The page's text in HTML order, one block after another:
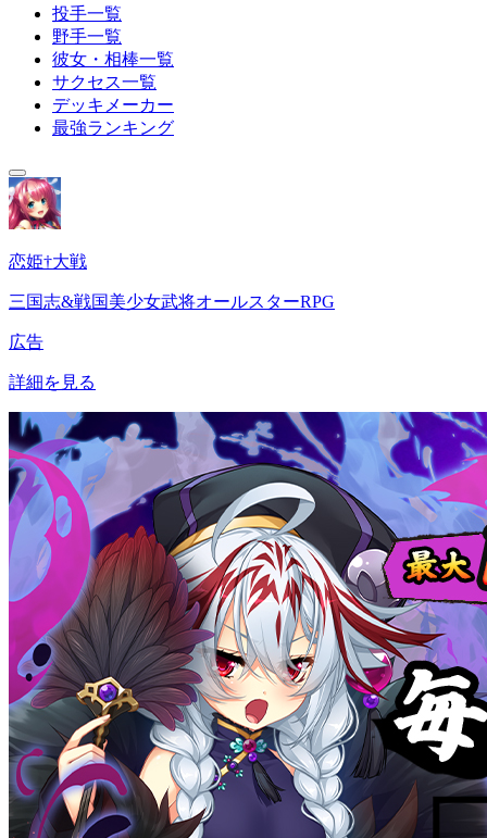
投手一覧
野手一覧
彼女・相棒一覧
サクセス一覧
デッキメーカー
最強ランキング
恋姫†大戦
三国志&戦国美少女武将オールスターRPG
広告
詳細を見る